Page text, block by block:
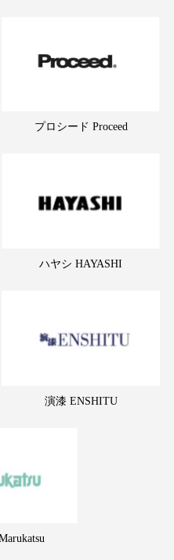
プロシード Proceed
ハヤシ HAYASHI
演漆 ENSHITU